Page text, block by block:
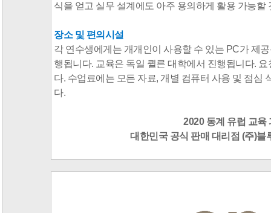
식을 얻고 실무 설계에도 아주 용의하게 활용 가능할
장소 및 편의시설
각 연수생에게는 개개인이 사용할 수 있는 PC가 제
행됩니다. 교육은 독일 퀼른 대학에서 진행됩니다.
다. 수업료에는 모든 자료, 개별 컴퓨터 사용 및 점심
다.
2020 동계 유럽 교
대한민국 공식 판매 대리점 (주)블